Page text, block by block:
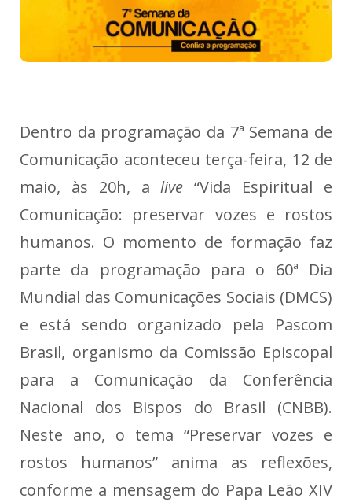
Dentro da programação da 7ª Semana de
Comunicação aconteceu terça-feira, 12 de
maio, às 20h, alive “Vida Espiritual e
Comunicação: preservar vozes e rostos
humanos. O momento de formação faz
parte da programação para o 60ª Dia
Mundial das Comunicações Sociais (DMCS)
e está sendo organizado pela Pascom
Brasil, organismo da Comissão Episcopal
para a Comunicação da Conferência
Nacional dos Bispos do Brasil (CNBB).
Neste ano, o tema “Preservar vozes e
rostos humanos” anima as reflexões,
conforme a mensagem do Papa Leão XIV